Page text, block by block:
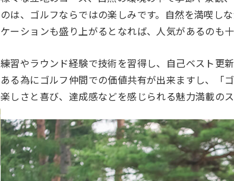
のは、ゴルフならではの楽しみです。自然を満喫し
ケーションも盛り上がるとなれば、人気があるのも十
練習やラウンド経験で技術を習得し、自己ベスト更
ある為にゴルフ仲間での価値共有が出来ますし、「
楽しさと喜び、達成感などを感じられる魅力満載のス